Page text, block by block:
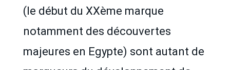
(le début du XXème marque
notamment des découvertes
majeures en Egypte) sont autant de